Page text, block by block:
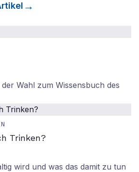
Wahl zum Wissensbuch des
Trinken?
wird und was das damit zu tun